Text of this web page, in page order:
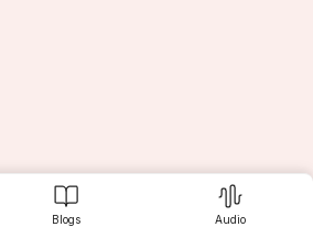
Blogs Audio